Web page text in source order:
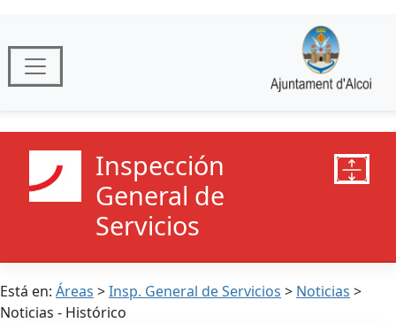
Inspección
General de
Servicios
Está en: Áreas >Insp. General de Servicios > Noticias >
Noticias - Histórico